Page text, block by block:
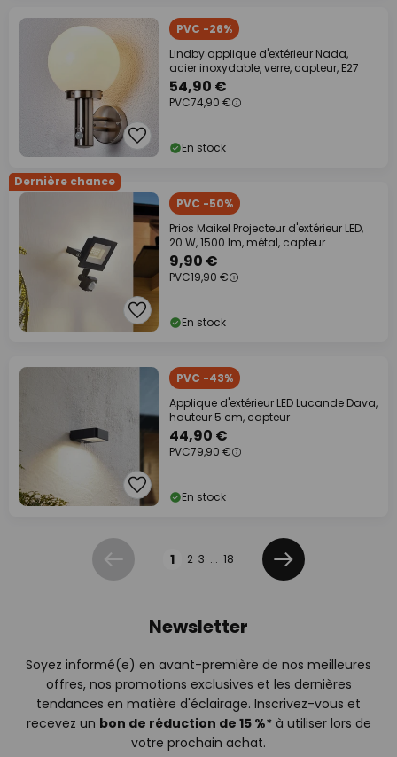
PVC -26%
Lindby applique d'extérieur Nada,
acier inoxydable, verre, capteur, E27
54,90 €
PVC74,90 €
En stock
Dernière chance
PVC -50%
Prios Maikel Projecteur d'extérieur LED,
20 W, 1500 lm, métal, capteur
9,90 €
PVC19,90 €
En stock
PVC -43%
Applique d'extérieur LED Lucande Dava,
hauteur 5 cm, capteur
44,90 €
PVC79,90 €
En stock
Précédent 1 2 3 ... 18
Suivant
Newsletter
Soyez informé(e) en avant-première de nos meilleures
offres, nos promotions exclusives et les dernières
tendances en matière d'éclairage. Inscrivez-vous et
recevez un bon de réduction de 15 %*à utiliser lors de
votre prochain achat.